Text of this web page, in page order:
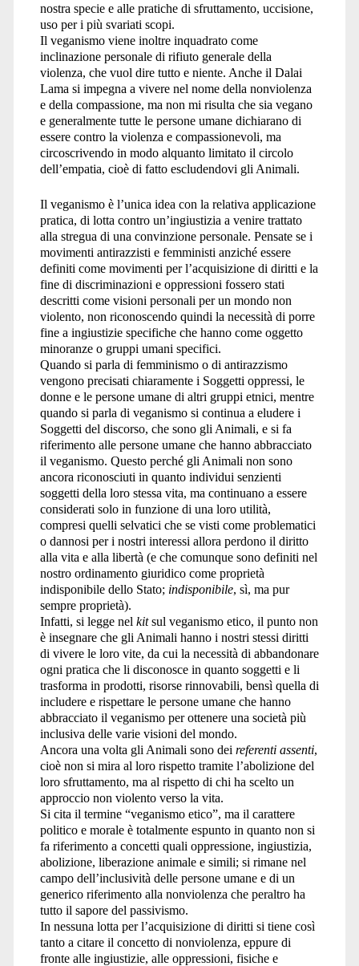
nostra specie e alle pratiche di sfruttamento, uccisione,
uso per i più svariati scopi.
Il veganismo viene inoltre inquadrato come
inclinazione personale di rifiuto generale della
violenza, che vuol dire tutto e niente. Anche il Dalai
Lama si impegna a vivere nel nome della nonviolenza
e della compassione, ma non mi risulta che sia vegano
e generalmente tutte le persone umane dichiarano di
essere contro la violenza e compassionevoli, ma
circoscrivendo in modo alquanto limitato il circolo
dell’empatia, cioè di fatto escludendovi gli Animali.
Il veganismo è l’unica idea con la relativa applicazione
pratica, di lotta contro un’ingiustizia a venire trattato
alla stregua di una convinzione personale. Pensate se i
movimenti antirazzisti e femministi anziché essere
definiti come movimenti per l’acquisizione di diritti e la
fine di discriminazioni e oppressioni fossero stati
descritti come visioni personali per un mondo non
violento, non riconoscendo quindi la necessità di porre
fine a ingiustizie specifiche che hanno come oggetto
minoranze o gruppi umani specifici.
Quando si parla di femminismo o di antirazzismo
vengono precisati chiaramente i Soggetti oppressi, le
donne e le persone umane di altri gruppi etnici, mentre
quando si parla di veganismo si continua a eludere i
Soggetti del discorso, che sono gli Animali, e si fa
riferimento alle persone umane che hanno abbracciato
il veganismo. Questo perché gli Animali non sono
ancora riconosciuti in quanto individui senzienti
soggetti della loro stessa vita, ma continuano a essere
considerati solo in funzione di una loro utilità,
compresi quelli selvatici che se visti come problematici
o dannosi per i nostri interessi allora perdono il diritto
alla vita e alla libertà (e che comunque sono definiti nel
nostro ordinamento giuridico come proprietà
indisponibile dello Stato; indisponibile, sì, ma pur
sempre proprietà).
Infatti, si legge nel kitsul veganismo etico, il punto non
è insegnare che gli Animali hanno i nostri stessi diritti
di vivere le loro vite, da cui la necessità di abbandonare
ogni pratica che li disconosce in quanto soggetti e li
trasforma in prodotti, risorse rinnovabili, bensì quella di
includere e rispettare le persone umane che hanno
abbracciato il veganismo per ottenere una società più
inclusiva delle varie visioni del mondo.
Ancora una volta gli Animali sono dei referenti assenti,
cioè non si mira al loro rispetto tramite l’abolizione del
loro sfruttamento, ma al rispetto di chi ha scelto un
approccio non violento verso la vita.
Si cita il termine “veganismo etico”, ma il carattere
politico e morale è totalmente espunto in quanto non si
fa riferimento a concetti quali oppressione, ingiustizia,
abolizione, liberazione animale e simili; si rimane nel
campo dell’inclusività delle persone umane e di un
generico riferimento alla nonviolenza che peraltro ha
tutto il sapore del passivismo.
In nessuna lotta per l’acquisizione di diritti si tiene così
tanto a citare il concetto di nonviolenza, eppure di
fronte alle ingiustizie, alle oppressioni, fisiche e